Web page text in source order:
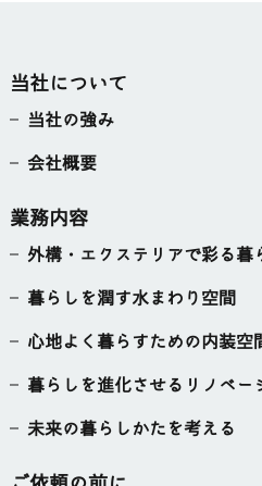
当社について
当社の強み
会社概要
業務内容
外構・エクステリアで彩る暮
暮らしを潤す水まわり空間
心地よく暮らすための内装空
暮らしを進化させるリノベー
未来の暮らしかたを考える